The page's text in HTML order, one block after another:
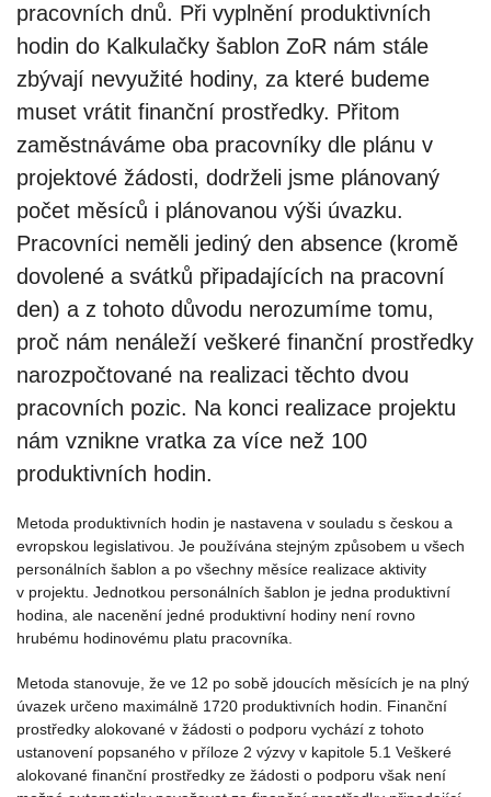
pracovních dnů. Při vyplnění produktivních
hodin do Kalkulačky šablon ZoR nám stále
zbývají nevyužité hodiny, za které budeme
muset vrátit finanční prostředky. Přitom
zaměstnáváme oba pracovníky dle plánu v
projektové žádosti, dodrželi jsme plánovaný
počet měsíců i plánovanou výši úvazku.
Pracovníci neměli jediný den absence (kromě
dovolené a svátků připadajících na pracovní
den) a z tohoto důvodu nerozumíme tomu,
proč nám nenáleží veškeré finanční prostředky
narozpočtované na realizaci těchto dvou
pracovních pozic. Na konci realizace projektu
nám vznikne vratka za více než 100
produktivních hodin.
Metoda produktivních hodin je nastavena v souladu s českou a
evropskou legislativou. Je používána stejným způsobem u všech
personálních šablon a po všechny měsíce realizace aktivity
v projektu. Jednotkou personálních šablon je jedna produktivní
hodina, ale nacenění jedné produktivní hodiny není rovno
hrubému hodinovému platu pracovníka.
Metoda stanovuje, že ve 12 po sobě jdoucích měsících je na plný
úvazek určeno maximálně 1720 produktivních hodin. Finanční
prostředky alokované v žádosti o podporu vychází z tohoto
ustanovení popsaného v příloze 2 výzvy v kapitole 5.1 Veškeré
alokované finanční prostředky ze žádosti o podporu však není